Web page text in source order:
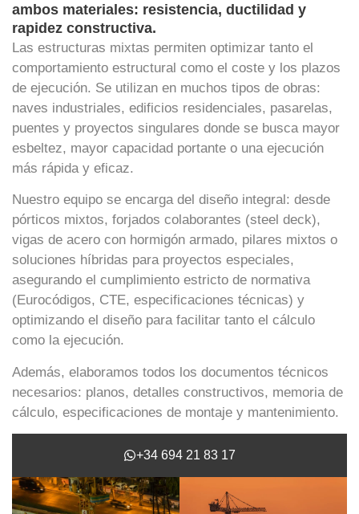
ambos materiales: resistencia, ductilidad y
rapidez constructiva.
Las estructuras mixtas permiten optimizar tanto el
comportamiento estructural como el coste y los plazos
de ejecución. Se utilizan en muchos tipos de obras:
naves industriales, edificios residenciales, pasarelas,
puentes y proyectos singulares donde se busca mayor
esbeltez, mayor capacidad portante o una ejecución
más rápida y eficaz.
Nuestro equipo se encarga del diseño integral: desde
pórticos mixtos, forjados colaborantes (steel deck),
vigas de acero con hormigón armado, pilares mixtos o
soluciones híbridas para proyectos especiales,
asegurando el cumplimiento estricto de normativa
(Eurocódigos, CTE, especificaciones técnicas) y
optimizando el diseño para facilitar tanto el cálculo
como la ejecución.
Además, elaboramos todos los documentos técnicos
necesarios: planos, detalles constructivos, memoria de
cálculo, especificaciones de montaje y mantenimiento.
+34 694 21 83 17